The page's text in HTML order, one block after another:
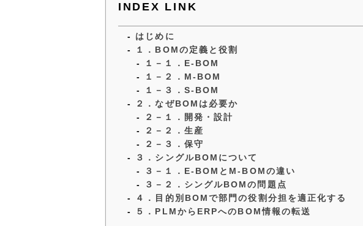
INDEX LINK
はじめに
１．BOMの定義と役割
１－１．E-BOM
１－２．M-BOM
１－３．S-BOM
２．なぜBOMは必要か
２－１．開発・設計
２－２．生産
２－３．保守
３．シングルBOMについて
３－１．E-BOMとM-BOMの違い
３－２．シングルBOMの問題点
４．目的別BOMで部門の役割分担を適正化する
５．PLMからERPへのBOM情報の転送